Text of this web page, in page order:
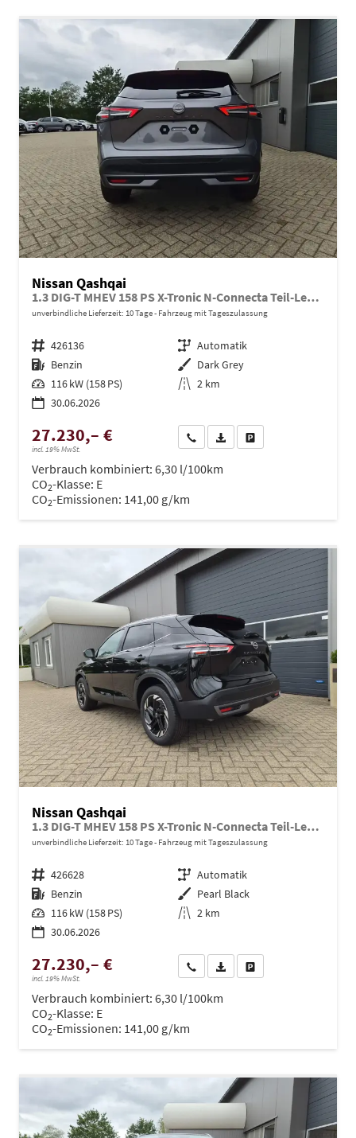
Nissan Qashqai
1.3 DIG-T MHEV 158 PS X-Tronic N-Connecta Teil-Leder PanoGlasdach Klimaautomatik Sitzheizung Lenkradheizung Navi ACC PDC v+h 360°Kamera DAB Bluetooth Touchscreen Apple CarPlay Android Auto 18"LM
unverbindliche Lieferzeit: 10 Tage Fahrzeug mit Tageszulassung
Fahrzeugnr. 426136 Getriebe Automatik
Kraftstoff Benzin Außenfarbe Dark Grey
Leistung 116 kW (158 PS) Kilometerstand 2 km
30.06.2026
27.230,– €
incl. 19% MwSt.
Wir rufen Sie anPDF-Datei, Fahrzeugexposé
Verbrauch kombiniert: 6,30 l/100km
CO2-Klasse: E
CO2-Emissionen: 141,00 g/km
Nissan Qashqai
1.3 DIG-T MHEV 158 PS X-Tronic N-Connecta Teil-Leder PanoGlasdach Klimaautomatik Sitzheizung Lenkradheizung Navi ACC PDC v+h 360°Kamera DAB Bluetooth Touchscreen Apple CarPlay Android Auto 18"LM
unverbindliche Lieferzeit: 10 Tage Fahrzeug mit Tageszulassung
Fahrzeugnr. 426628 Getriebe Automatik
Kraftstoff Benzin Außenfarbe Pearl Black
Leistung 116 kW (158 PS) Kilometerstand 2 km
30.06.2026
27.230,– €
incl. 19% MwSt.
Wir rufen Sie anPDF-Datei, Fahrzeugexposé
Verbrauch kombiniert: 6,30 l/100km
CO2-Klasse: E
CO2-Emissionen: 141,00 g/km